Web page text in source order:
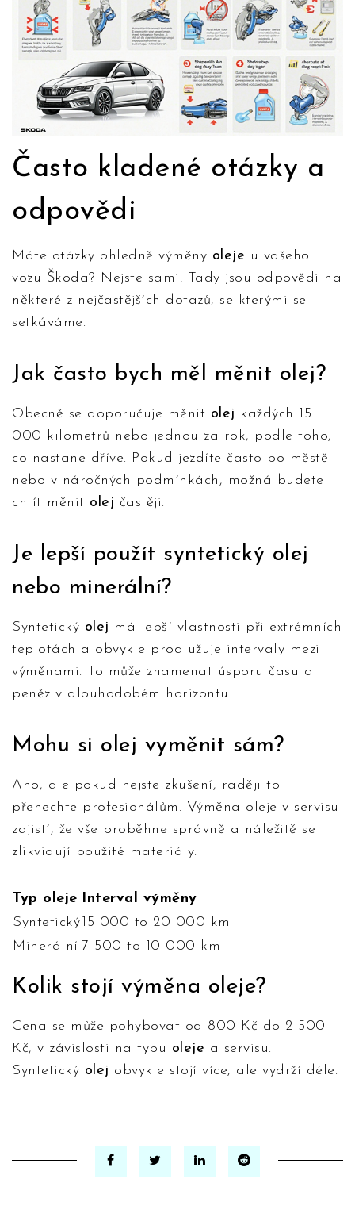
Často kladené otázky a
odpovědi
Máte otázky ohledně výměny oleje u vašeho
vozu Škoda? Nejste sami! Tady jsou odpovědi na
některé z nejčastějších dotazů, se kterými se
setkáváme.
Jak často bych měl měnit olej?
Obecně se doporučuje měnit olej každých 15
000 kilometrů nebo jednou za rok, podle toho,
co nastane dříve. Pokud jezdíte často po městě
nebo v náročných podmínkách, možná budete
chtít měnit olej častěji.
Je lepší použít syntetický olej
nebo minerální?
Syntetický olej má lepší vlastnosti při extrémních
teplotách a obvykle prodlužuje intervaly mezi
výměnami. To může znamenat úsporu času a
peněz v dlouhodobém horizontu.
Mohu si olej vyměnit sám?
Ano, ale pokud nejste zkušení, raději to
přenechte profesionálům. Výměna oleje v servisu
zajistí, že vše proběhne správně a náležitě se
zlikvidují použité materiály.
Typ oleje Interval výměny
Syntetický 15 000 to 20 000 km
Minerální 7 500 to 10 000 km
Kolik stojí výměna oleje?
Cena se může pohybovat od 800 Kč do 2 500
Kč, v závislosti na typu oleje a servisu.
Syntetický olej obvykle stojí více, ale vydrží déle.